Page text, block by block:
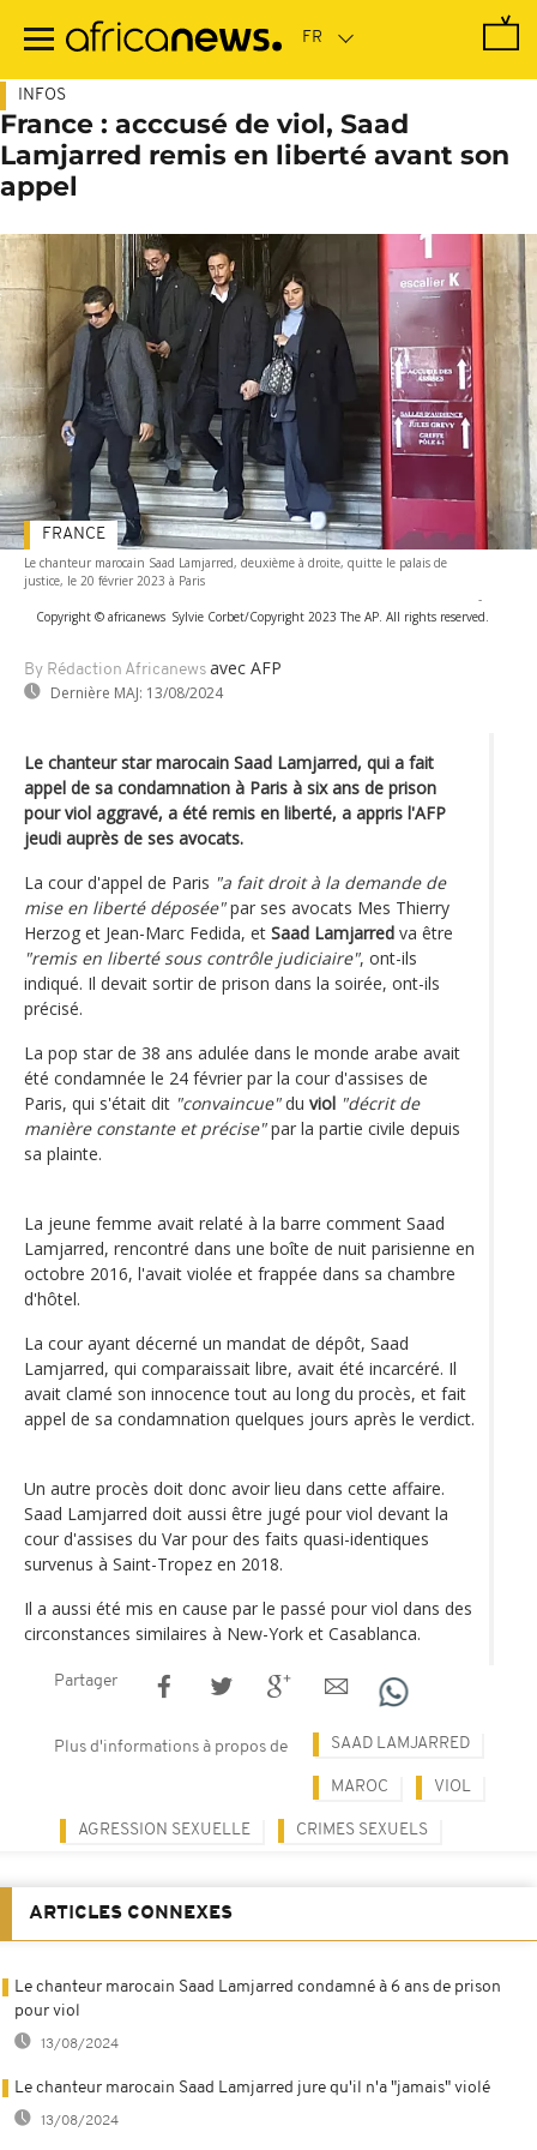
contenu
INFOS
France : acccusé de viol, Saad
Lamjarred remis en liberté avant son
appel
Le chanteur marocain Saad Lamjarred, deuxième à droite, quitte le palais de
justice, le 20 février 2023 à Paris
-
Copyright © africanews Sylvie Corbet/Copyright 2023 The AP. All rights reserved.
By Rédaction Africanews avec AFP
Dernière MAJ: 13/08/2024
FRANCE
Le chanteur star marocain Saad Lamjarred, qui a fait
appel de sa condamnation à Paris à six ans de prison
pour viol aggravé, a été remis en liberté, a appris l'AFP
jeudi auprès de ses avocats.
La cour d'appel de Paris "a fait droit à la demande de
mise en liberté déposée"par ses avocats Mes Thierry
Herzog et Jean-Marc Fedida, et Saad Lamjarred va être
"remis en liberté sous contrôle judiciaire", ont-ils
indiqué. Il devait sortir de prison dans la soirée, ont-ils
précisé.
La pop star de 38 ans adulée dans le monde arabe avait
été condamnée le 24 février par la cour d'assises de
Paris, qui s'était dit "convaincue"du viol "décrit de
manière constante et précise"par la partie civile depuis
sa plainte.
La jeune femme avait relaté à la barre comment Saad
Lamjarred, rencontré dans une boîte de nuit parisienne en
octobre 2016, l'avait violée et frappée dans sa chambre
d'hôtel.
La cour ayant décerné un mandat de dépôt, Saad
Lamjarred, qui comparaissait libre, avait été incarcéré. Il
avait clamé son innocence tout au long du procès, et fait
appel de sa condamnation quelques jours après le verdict.
Un autre procès doit donc avoir lieu dans cette affaire.
Saad Lamjarred doit aussi être jugé pour viol devant la
cour d'assises du Var pour des faits quasi-identiques
survenus à Saint-Tropez en 2018.
Il a aussi été mis en cause par le passé pour viol dans des
circonstances similaires à New-York et Casablanca.
Partager
Plus d'informations à propos de SAAD LAMJARRED
MAROC VIOL
AGRESSION SEXUELLE CRIMES SEXUELS
ARTICLES CONNEXES
Le chanteur marocain Saad Lamjarred condamné à 6 ans de prison
pour viol
13/08/2024
Le chanteur marocain Saad Lamjarred jure qu'il n'a "jamais" violé
13/08/2024